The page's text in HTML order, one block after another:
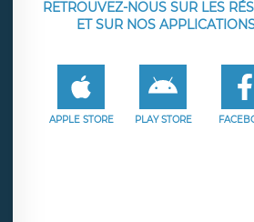
RETROUVEZ-NOUS SUR LES
ET SUR NOS
APPLE STORE PLAY STORE